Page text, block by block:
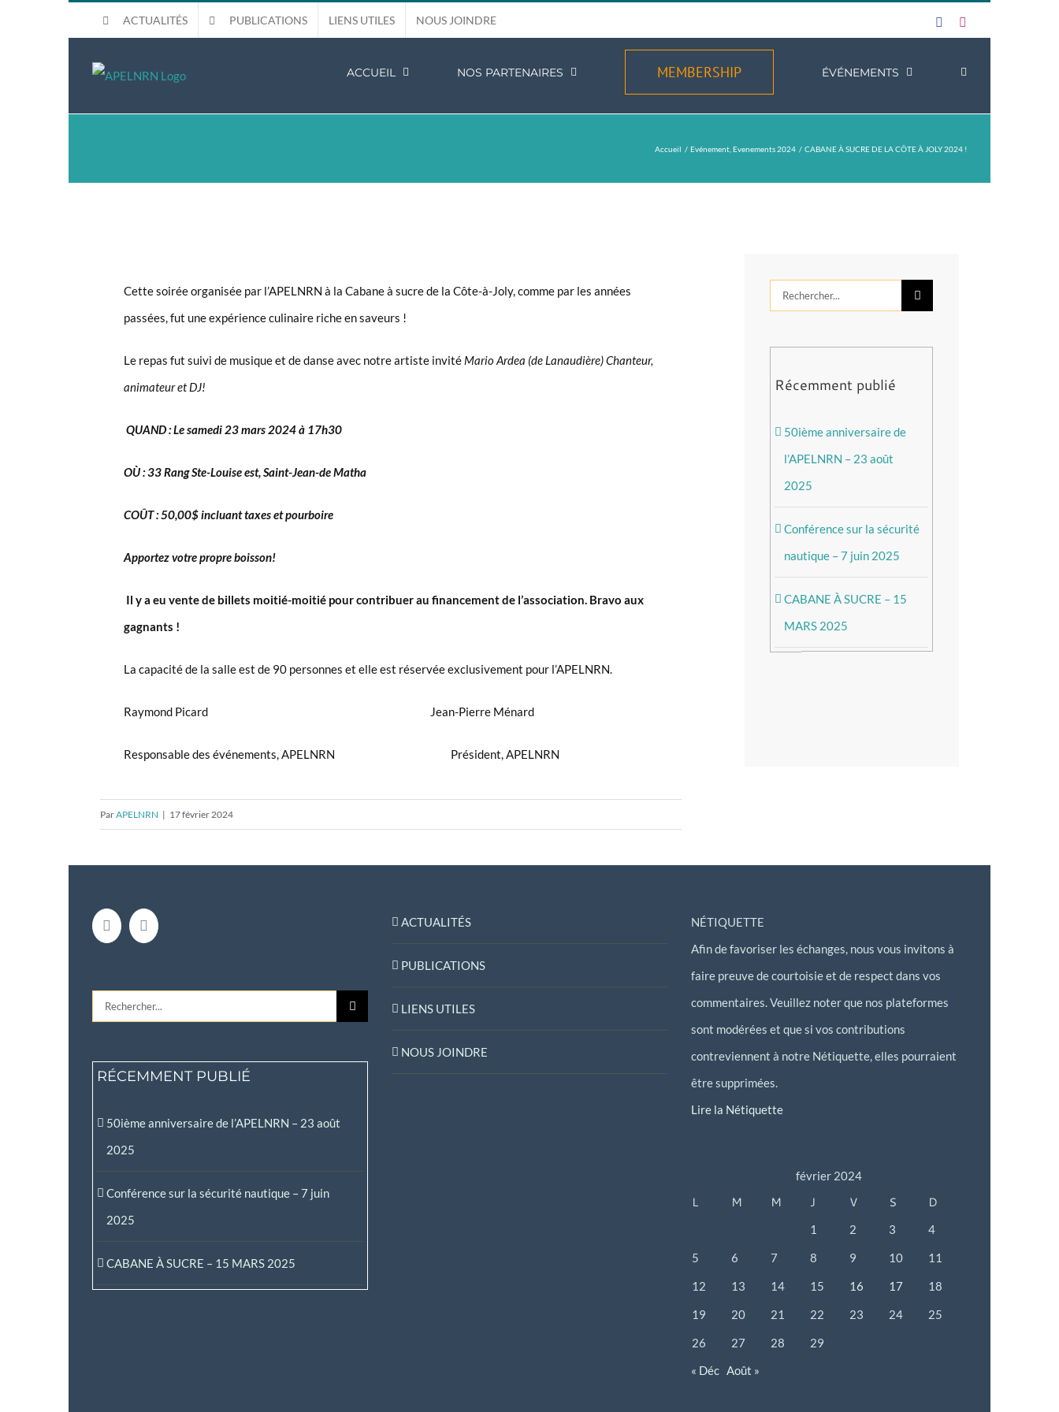
ACTUALITÉS PUBLICATIONS LIENS UTILES NOUS JOINDRE Facebook
ACCUEIL NOS PARTENAIRES MEMBERSHIP ÉVÉNEMENTS
Accueil Evénement Evenements 2024 CABANE À SUCRE DE LA CÔTE À JOLY 2024 !
l'image
agrandie
Cette soirée organisée par l’APELNRN à la Cabane à sucre de la Côte-à-Joly, comme par les années
passées, fut une expérience culinaire riche en saveurs !
Le repas fut suivi de musique et de danse avec notre artiste invité Mario Ardea (de Lanaudière) Chanteur,
animateur et DJ!
QUAND : Le samedi 23 mars 2024 à 17h30
OÙ : 33 Rang Ste-Louise est, Saint-Jean-de Matha
COÛT : 50,00$ incluant taxes et pourboire
Apportez votre propre boisson!
Il y a eu vente de billets moitié-moitié pour contribuer au financement de l’association. Bravo aux
gagnants !
La capacité de la salle est de 90 personnes et elle est réservée exclusivement pour l’APELNRN.
Raymond Picard Jean-Pierre Ménard
Responsable des événements, APELNRN Président, APELNRN
ParAPELNRN | 17 février 2024
Rechercher:
Récemment publié
50ième anniversaire de
l’APELNRN – 23 août
2025
Conférence sur la sécurité
nautique – 7 juin 2025
CABANE À SUCRE – 15
MARS 2025
Rechercher:
RÉCEMMENT PUBLIÉ
50ième anniversaire de l’APELNRN – 23 août
2025
Conférence sur la sécurité nautique – 7 juin
2025
CABANE À SUCRE – 15 MARS 2025
ACTUALITÉS
PUBLICATIONS
LIENS UTILES
NOUS JOINDRE
NÉTIQUETTE
Afin de favoriser les échanges, nous vous invitons à
faire preuve de courtoisie et de respect dans vos
commentaires. Veuillez noter que nos plateformes
sont modérées et que si vos contributions
contreviennent à notre Nétiquette, elles pourraient
être supprimées.
Lire la Nétiquette
février 2024
L M M J V S D
1 2 3
4
5
6 7 8 9 10
11
12
13 14 15 16 17
18
19
20 21 22 23 24
25
26
27 28
29
« Déc Août »